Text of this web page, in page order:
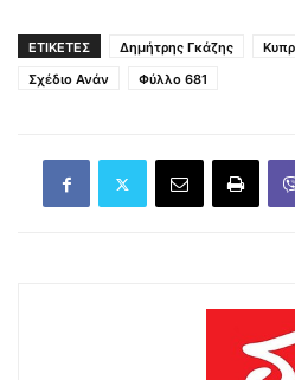
ΕΤΙΚΕΤΕΣ Δημήτρης Γκάζης
Σχέδιο Ανάν
Φύλλο 681